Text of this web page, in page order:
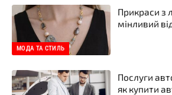
МОДА ТА СТИЛЬ
Прикраси з
мінливий
Послуги
як купити